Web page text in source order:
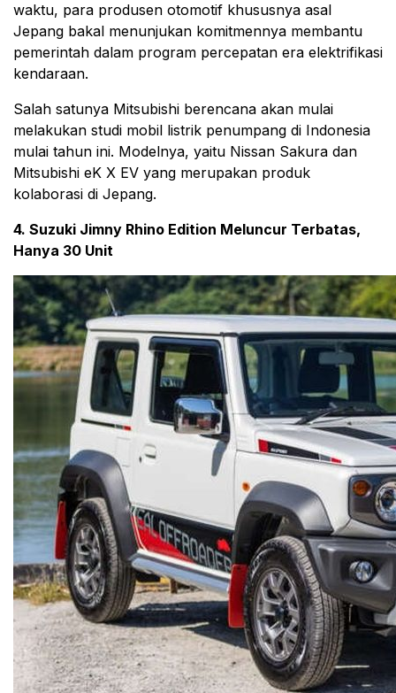
waktu, para produsen otomotif khususnya asal
Jepang bakal menunjukan komitmennya membantu
pemerintah dalam program percepatan era elektrifikasi
kendaraan.
Salah satunya Mitsubishi berencana akan mulai
melakukan studi mobil listrik penumpang di Indonesia
mulai tahun ini. Modelnya, yaitu Nissan Sakura dan
Mitsubishi eK X EV yang merupakan produk
kolaborasi di Jepang.
4. Suzuki Jimny Rhino Edition Meluncur Terbatas,
Hanya 30 Unit